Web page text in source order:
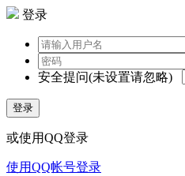
登录
安全提问(未设置请忽略)
登录
或使用QQ登录
使用QQ帐号登录